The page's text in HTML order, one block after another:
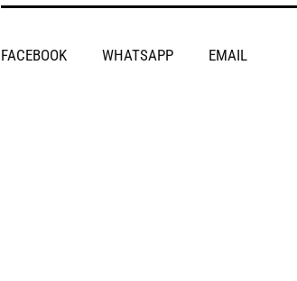
SHARE
FACEBOOK WHATSAPP EMAIL